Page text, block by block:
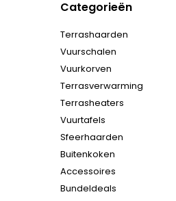
Categorieën
Terrashaarden
Vuurschalen
Vuurkorven
Terrasverwarming
Terrasheaters
Vuurtafels
Sfeerhaarden
Buitenkoken
Accessoires
Bundeldeals